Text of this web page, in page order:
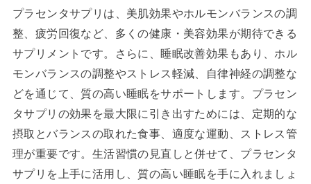
プラセンタサプリは、美肌効果やホルモンバランスの調
整、疲労回復など、多くの健康・美容効果が期待できる
サプリメントです。さらに、睡眠改善効果もあり、ホル
モンバランスの調整やストレス軽減、自律神経の調整な
どを通じて、質の高い睡眠をサポートします。プラセン
タサプリの効果を最大限に引き出すためには、定期的な
摂取とバランスの取れた食事、適度な運動、ストレス管
理が重要です。生活習慣の見直しと併せて、プラセンタ
サプリを上手に活用し、質の高い睡眠を手に入れましょ